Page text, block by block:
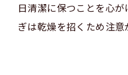
日清潔に保つことを心
ぎは乾燥を招くため注意